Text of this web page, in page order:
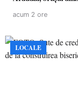
acum 2 ore
LOCALE